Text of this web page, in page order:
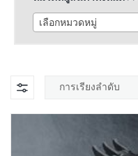
เลือกหมวดหมู่